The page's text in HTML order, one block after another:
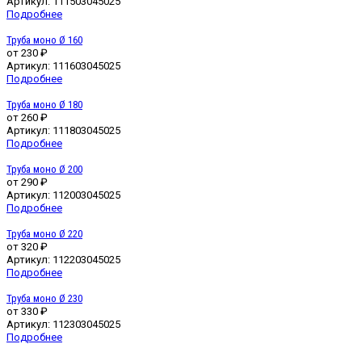
Подробнее
Труба моно Ø 160
от 230 ₽
Артикул: 111603045025
Подробнее
Труба моно Ø 180
от 260 ₽
Артикул: 111803045025
Подробнее
Труба моно Ø 200
от 290 ₽
Артикул: 112003045025
Подробнее
Труба моно Ø 220
от 320 ₽
Артикул: 112203045025
Подробнее
Труба моно Ø 230
от 330 ₽
Артикул: 112303045025
Подробнее